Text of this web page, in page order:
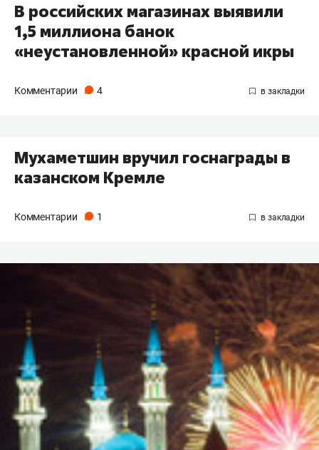
В российских магазинах выявили
1,5 миллиона банок
«неустановленной» красной икры
Комментарии 4
Мухаметшин вручил госнаграды в
казанском Кремле
Комментарии 1